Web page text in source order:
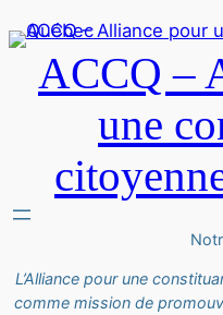
ACCQ –
une
L’Alliance pour une
comme mission de